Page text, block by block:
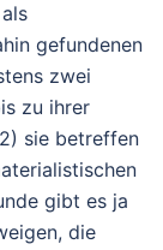
gefundenen
zwei
zu ihrer
sie betreffen
gibt es ja
die